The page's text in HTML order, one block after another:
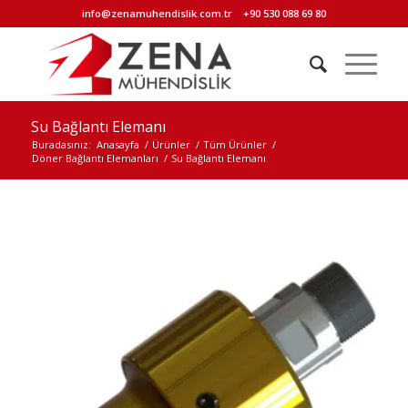
info@zenamuhendislik.com.tr +90 530 088 69 80
Su Bağlantı Elemanı
Buradasınız: Anasayfa / Ürünler / Tüm Ürünler /
Döner Bağlantı Elemanları / Su Bağlantı Elemanı